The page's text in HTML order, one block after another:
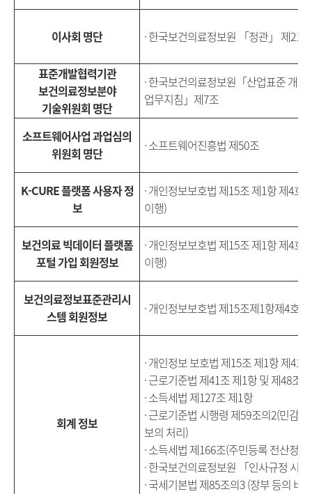
이사회 명단 · 한국보건의료정보원 「정관」 제21조
표준개발협력기관
보건의료정보분야
기술위원회 명단
· 한국보건의료정보원「산업표준 개
업무지침」제7조
소프트웨어사업 과업심의
위원회 명단
· 소프트웨어진흥법 제50조
K-CURE 플랫폼 사용자 정
보
· 개인정보보호법 제15조 제1항 제4호
이행)
보건의료 빅데이터 플랫폼
포털 가입 회원정보
· 개인정보보호법 제15조 제1항 제4호
이행)
보건의료정보표준관리시
스템 회원정보
· 개인정보보호법 제15조제1항제4호 (
회계 정보
· 개인정보 보호법 제15조 제1항 제4호
· 근로기준법 제41조 제1항 및 제48조
· 소득세법 제127조 제1항
· 근로기준법 시행령 제59조의2(민감
보의 처리)
· 소득세법 제166조(주민등록 전산정
· 한국보건의료정보원 「인사규정 시
· 국세기본법 제85조의3 (장부 등의 비